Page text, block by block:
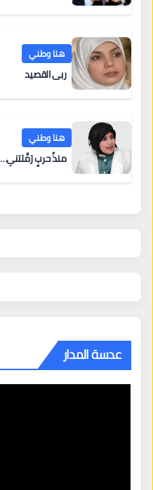
هنا وطني
ربى القصيد
هنا وطني
منذُ حربٍ رَمَّلتني…
عدسة المدار